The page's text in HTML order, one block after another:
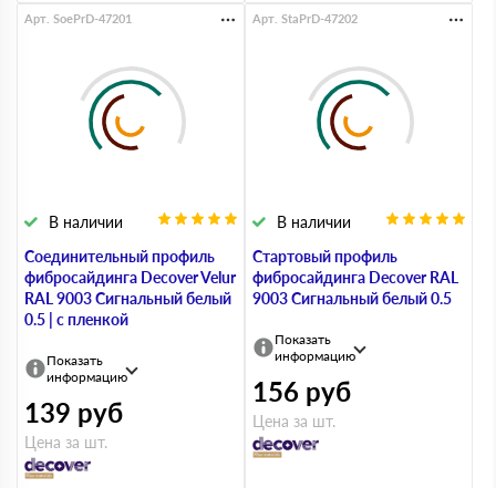
Соединительный профиль
фибросайдинга Decover Velur
RAL 9003 Сигнальный белый
0.5 | с пленкой
В наличии
Арт. SoePrD-47201
Показать
информацию
139 руб
Цена за шт.
Стартовый профиль
фибросайдинга Decover RAL
9003 Сигнальный белый 0.5
В наличии
Арт. StaPrD-47202
Показать
информацию
156 руб
Цена за шт.